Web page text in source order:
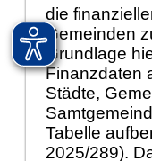
die
Gemeinden
Grundlage
Finanzdaten
Städte,
Tabelle
2025/289).